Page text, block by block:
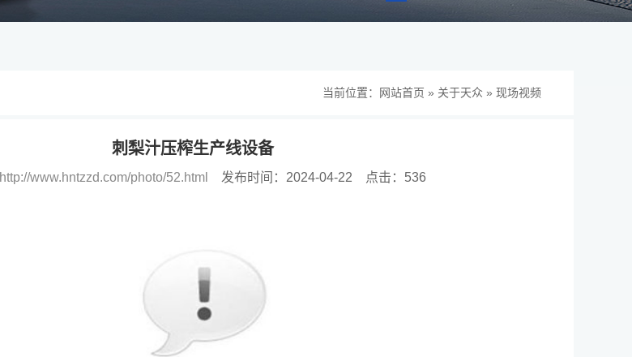
当前位置： 网站首页 » 关于天众 » 现场视频
刺梨汁压榨生产线设备
http://www.hntzzd.com/photo/52.html 发布时间：2024-04-22 点击：536